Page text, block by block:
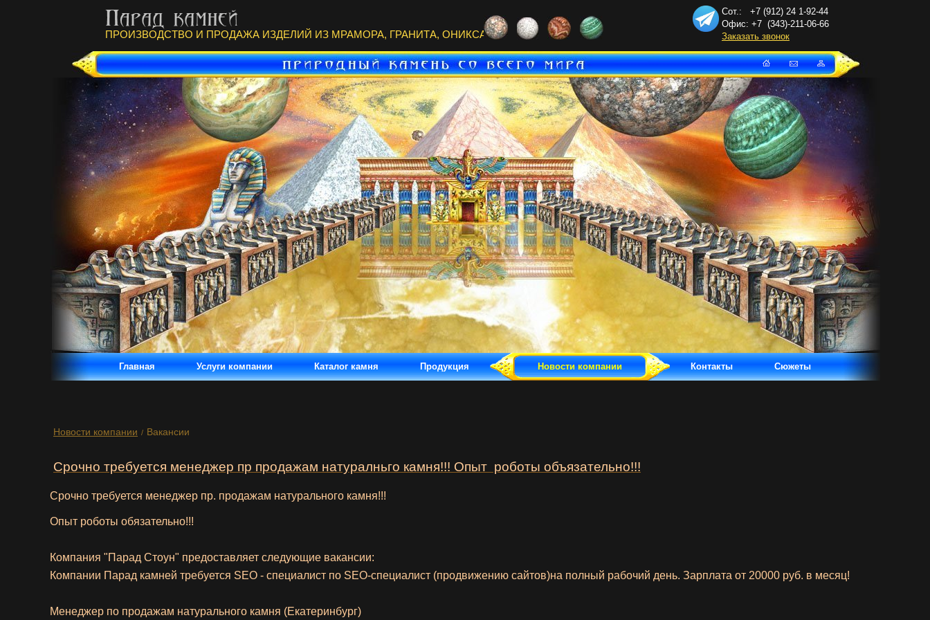
ПРОИЗВОДСТВО И ПРОДАЖА ИЗДЕЛИЙ ИЗ МРАМОРА, ГРАНИТА, ОНИКСА
Сот.: +7 (912) 24 1-92-44
Офис: +7 (343)-211-06-66
Заказать звонок
Главная Услуги компании Каталог камня Продукция Новости компании Контакты Сюжеты
Новости компании / Вакансии
Срочно требуется менеджер пр продажам натуралньго камня!!! Опыт роботы объязательно!!!
Срочно требуется менеджер пр. продажам натурального камня!!!
Опыт роботы обязательно!!!
Компания "Парад Стоун" предоставляет следующие вакансии:
Компании Парад камней требуется SEO - специалист по SEO-специалист (продвижению сайтов)на полный рабочий день. Зарплата от 20000 руб. в месяц!
Менеджер по продажам натурального камня (Екатеринбург)